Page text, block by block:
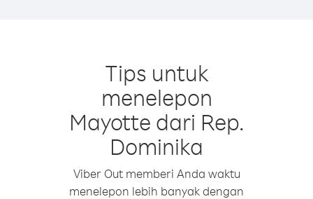
Tips untuk
menelepon
Mayotte dari Rep.
Dominika
Viber Out memberi Anda waktu
menelepon lebih banyak dengan